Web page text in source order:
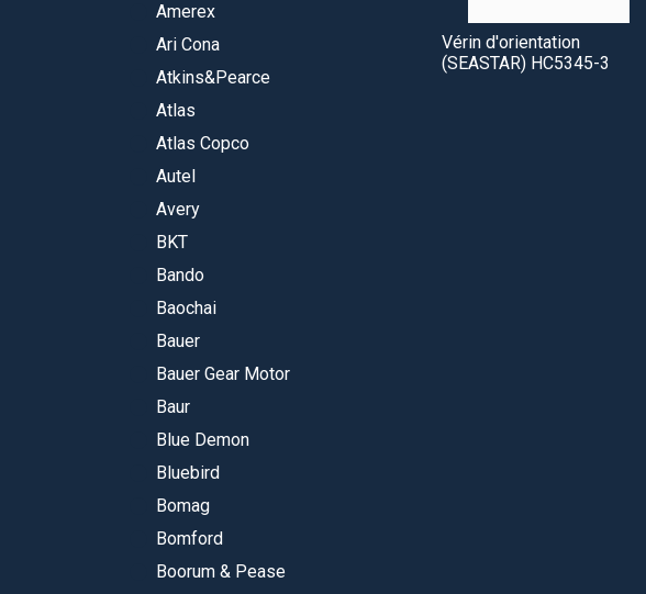
Amerex
Ari Cona
Atkins&Pearce
Atlas
Atlas Copco
Autel
Avery
BKT
Bando
Baochai
Bauer
Bauer Gear Motor
Baur
Blue Demon
Bluebird
Bomag
Bomford
Boorum & Pease
Vérin d'orientation
(SEASTAR) HC5345-3